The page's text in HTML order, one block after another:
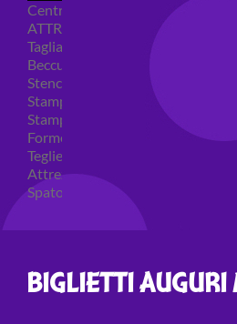
Centrini e Sacchetti Alimentari
ATTREZZI PER DOLCI
Tagliapasta
Beccucci e Sac à poche
Stencil per torte
Stampi ad espulsione
Stampi in silicone
Forme per cioccolato
Teglie per torte
Attrezzi cake design
Spatole ed accessori per decorare
BIGLIETTI